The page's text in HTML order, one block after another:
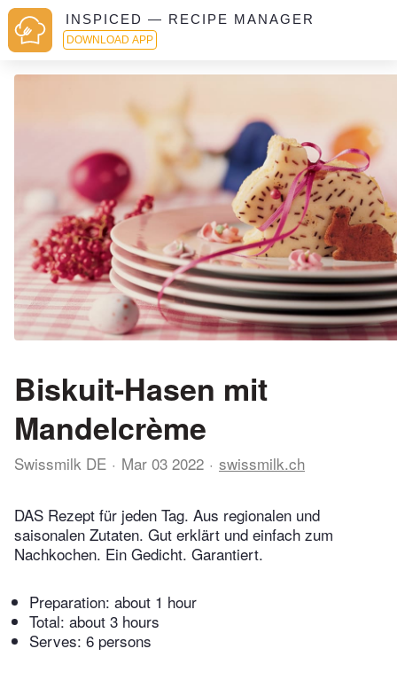
INSPICED — RECIPE MANAGER
DOWNLOAD APP
Biskuit-Hasen mit
Mandelcrème
Swissmilk DE Mar 03 2022 swissmilk.ch
DAS Rezept für jeden Tag. Aus regionalen und
saisonalen Zutaten. Gut erklärt und einfach zum
Nachkochen. Ein Gedicht. Garantiert.
Preparation: about 1 hour
Total: about 3 hours
Serves: 6 persons